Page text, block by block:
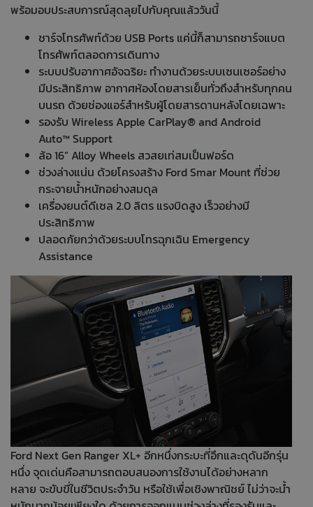
พร้อมอบประสบการณ์สุดลุยไปกับคุณแล้ววันนี้
ชาร์จโทรศัพท์ด้วย USB Ports แค่นี้ก็สามารถชาร์จแบต
โทรศัพท์ตลอดการเดินทาง
ระบบปรับอากาศอัจฉริยะ ทำงานด้วยระบบเซนเซอร์อย่าง
มีประสิทธิภาพ อากาศห้องโดยสารเย็นทั่วถึงสำหรับทุกคน
บนรถ ด้วยช่องแอร์สำหรับผู้โดยสารดานหลังโดยเฉพาะ
รองรับ Wireless Apple CarPlay® and Android
Auto™ Support
ล้อ 16” Alloy Wheels สวสยเท่สมเป็นฟอร์ด
ช่วงล่างแน่น ด้วยโครงสร้าง Ford Smar Mount ที่ช่วย
กระจายน้ำหนักอย่างสมดุล
เครื่องยนต์ดีเซล 2.0 ลิตร แรงบิดสูง เร็วอย่างมี
ประสิทธิภาพ
ปลอดภัยกว่าด้วยระบบโทรฉุกเฉิน Emergency
Assistance
Ford Next Gen Ranger XL+ อีกหนึ่งกระบะที่อึกและดุดันอีกรุ่น
หนึ่ง จุดเด่นคือสามารถตอบสนองการใช้งานได้อย่างหลาก
หลาย จะขับขี่ในชีวิตประจำวัน หรือใช้เพื่อเชิงพาณิชย์ ไม่ว่าจะน้ำ